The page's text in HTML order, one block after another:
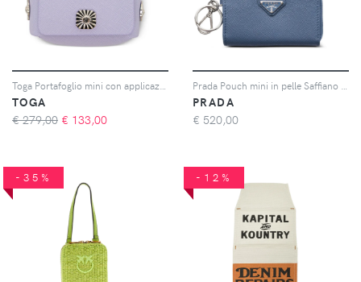
TOGA
€ 279,00 € 133,00
PRADA
€ 520,00
-35% -12%